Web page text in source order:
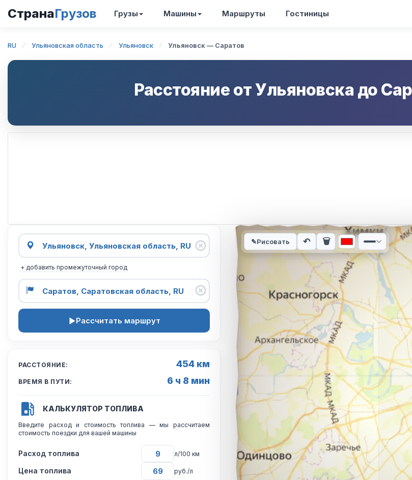
СтранаГрузов Грузы Машины Маршруты Гостиницы
RU Ульяновская область Ульяновск Ульяновск — Саратов
Расстояние отУльяновска до
+ добавить промежуточный город
Рассчитать маршрут
РАССТОЯНИЕ: 454 км
ВРЕМЯ В ПУТИ: 6 ч 8 мин
КАЛЬКУЛЯТОР ТОПЛИВА
Введите расход и стоимость топлива — мы рассчитаем
стоимость поездки для вашей машины
Расход топлива л/100 км
Цена топлива руб./л
Интерактивная карта автомобильного
✎Рисовать ↶ 🗑